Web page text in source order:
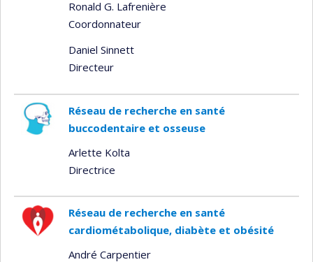
Ronald G. Lafrenière
Coordonnateur
Daniel Sinnett
Directeur
Réseau de recherche en santé
buccodentaire et osseuse
Arlette Kolta
Directrice
Réseau de recherche en santé
cardiométabolique, diabète et obésité
André Carpentier